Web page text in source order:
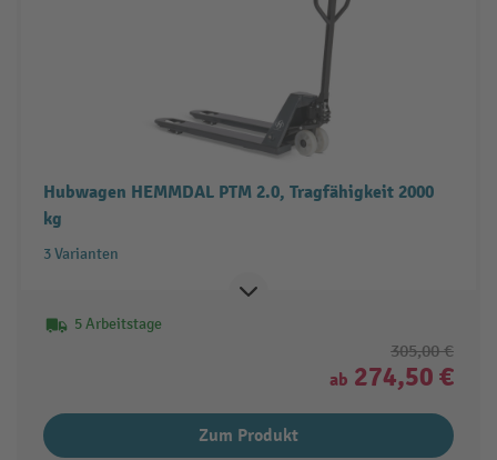
Hubwagen HEMMDAL PTM 2.0, Tragfähigkeit 2000
kg
3 Varianten
5 Arbeitstage
305,00 €
ab 274,50 €
Zum Produkt